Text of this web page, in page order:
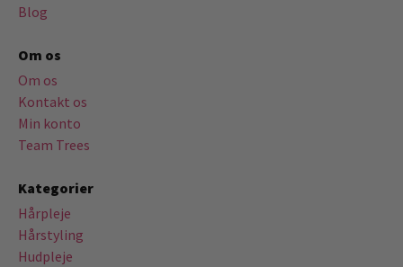
Blog
Om os
Om os
Kontakt os
Min konto
Team Trees
Kategorier
Hårpleje
Hårstyling
Hudpleje